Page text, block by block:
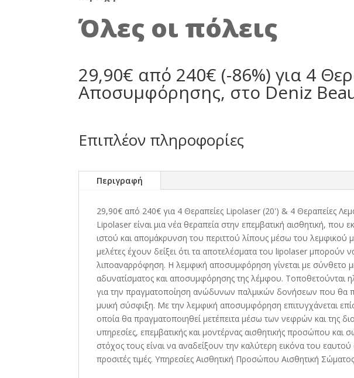
Όλες οι πόλεις
29,90€ από 240€ (-86%) για 4
Αποσυμφόρησης, στο Deniz
Επιπλέον πληροφορίες
Περιγραφή
29,90€ από 240€ για 4 Θεραπείες Lipolaser (20') & 4 Θεραπείες
Lipolaser είναι μια νέα θεραπεία στην επεμβατική αισθητική, που
ιστού και απομάκρυνση του περιττού λίπους μέσω του λεμφικού
μελέτες έχουν δείξει ότι τα αποτελέσματα του lipolaser μπορούν
λιποαναρρόφηση. Η λεμφική αποσυμφόρηση γίνεται με σύνθετo
αδυνατίσματος και αποσυμφόρησης της λέμφου. Τοποθετούνται
για την πραγματοποίηση ανώδυνων παλμικών δονήσεων που θα
μυική σύσφιξη. Με την λεμφική αποσυμφόρηση επιτυγχάνεται
οποία θα πραγματοποιηθεί μετέπειτα μέσω των νεφρών και της
υπηρεσίες, επεμβατικής και μοντέρνας αισθητικής προσώπου και
στόχος τους είναι να αναδείξουν την καλύτερη εικόνα του
προσιτές τιμές. Υπηρεσίες Αισθητική Προσώπου Αισθητική